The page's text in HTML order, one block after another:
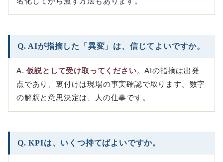
Q. AIが指摘した「異変」は、信じてよいですか。
A.仮説として受け取ってください。AIの指摘は出発
点であり、裏付けは現場の事実確認で取ります。数字
の解釈と意思決定は、人の仕事です。
Q. KPIは、いくつ持てばよいですか。